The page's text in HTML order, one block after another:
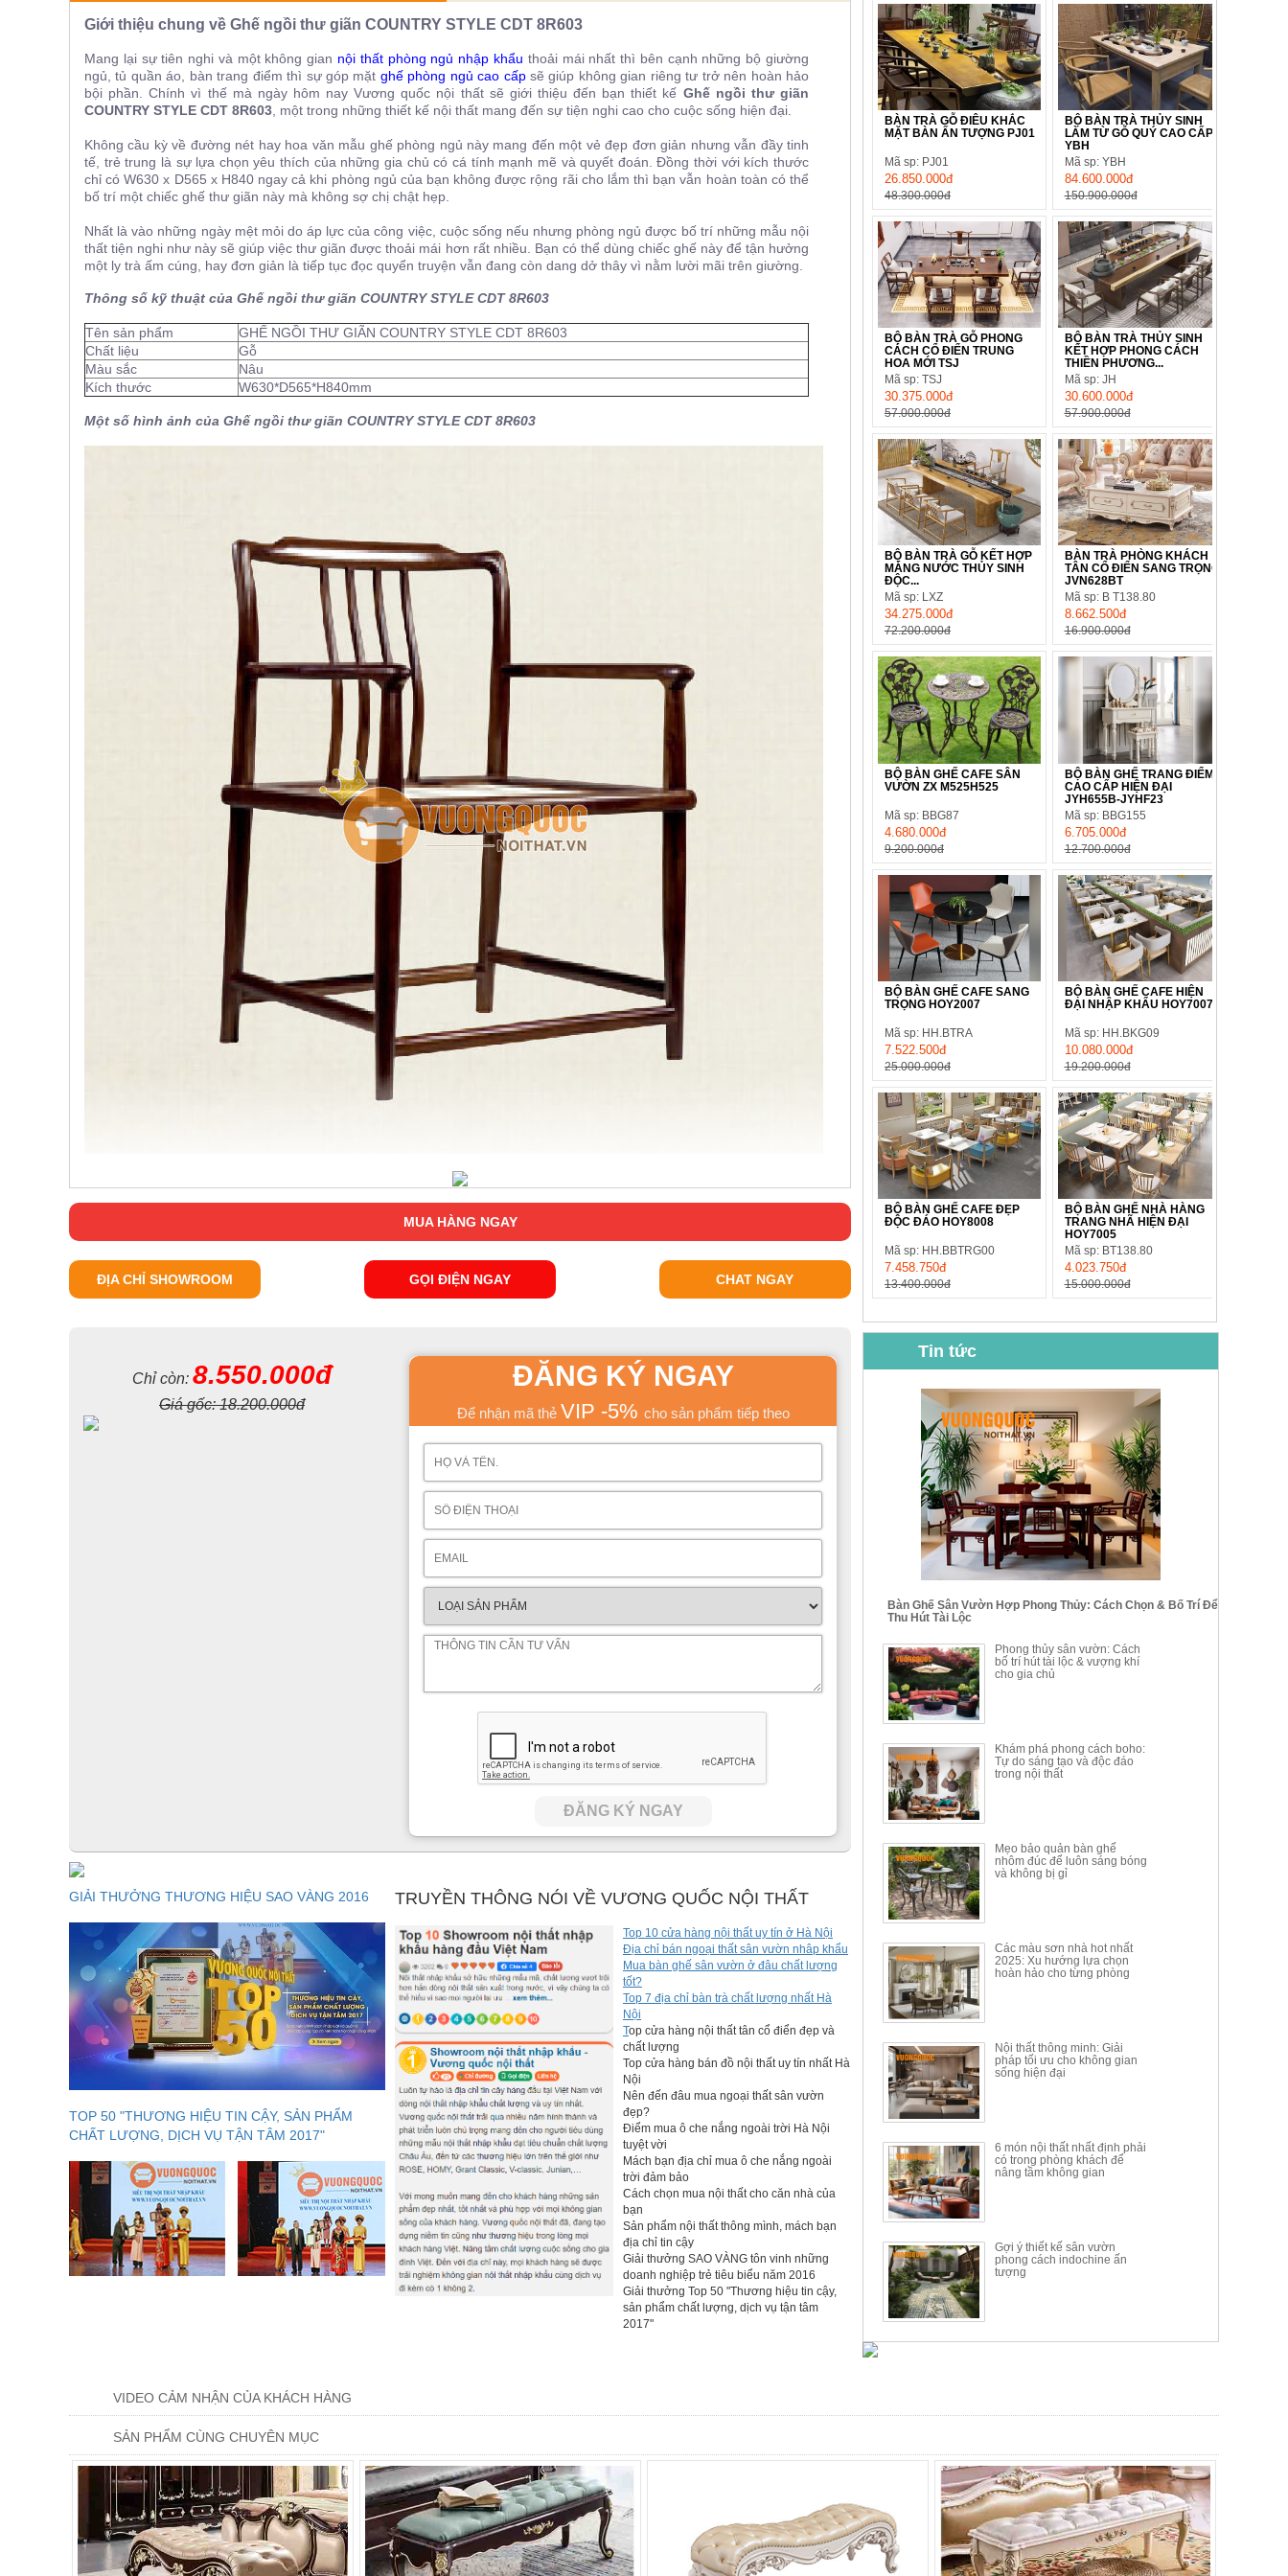
Giới thiệu chung về Ghế ngồi thư giãn COUNTRY STYLE CDT 8R603
Mang lại sự tiên nghi và một không gian nội thất phòng ngủ nhập khẩu thoải mái nhất thì bên cạnh những bộ giường
ngủ, tủ quần áo, bàn trang điểm thì sự góp mặt ghế phòng ngủ cao cấpsẽ giúp không gian riêng tư trở nên hoàn hảo
bội phần. Chính vì thế mà ngày hôm nay Vương quốc nội thất sẽ giới thiệu đến bạn thiết kế Ghế ngồi thư giãn
COUNTRY STYLE CDT 8R603 , một trong những thiết kế nội thất mang đến sự tiện nghi cao cho cuộc sống hiện đại.
Không cầu kỳ về đường nét hay hoa văn mẫu ghế phòng ngủ này mang đến một vẻ đẹp đơn giản nhưng vẫn đầy tinh
tế, trẻ trung là sự lựa chọn yêu thích của những gia chủ có cá tính mạnh mẽ và quyết đoán. Đồng thời với kích thước
chỉ có W630 x D565 x H840 ngay cả khi phòng ngủ của bạn không được rộng rãi cho lắm thì bạn vẫn hoàn toàn có thể
bố trí một chiếc ghế thư giãn này mà không sợ chị chật hẹp.
Nhất là vào những ngày mệt mỏi do áp lực của công việc, cuộc sống nếu nhưng phòng ngủ được bố trí những mẫu nội
thất tiện nghi như này sẽ giúp việc thư giãn được thoải mái hơn rất nhiều. Bạn có thể dùng chiếc ghế này để tận hưởng
một ly trà ấm cúng, hay đơn giản là tiếp tục đọc quyển truyện vẫn đang còn dang dở thây vì nằm lười mãi trên giường.
Thông số kỹ thuật của Ghế ngồi thư giãn COUNTRY STYLE CDT 8R603
Tên sản phẩm
GHẾ NGỒI THƯ GIÃN COUNTRY STYLE CDT 8R603
Chất liệu
Gỗ
Màu sắc
Nâu
Kích thước
W630*D565*H840mm
Một số hình ảnh của Ghế ngồi thư giãn COUNTRY STYLE CDT 8R603
MUA HÀNG NGAY
ĐỊA CHỈ SHOWROOM GỌI ĐIỆN NGAY CHAT NGAY
Chỉ còn: 8.550.000đ
Giá gốc:18.200.000đ
ĐĂNG KÝ NGAY
Để nhận mã thẻ VIP -5% cho sản phẩm tiếp theo
ĐĂNG KÝ NGAY
GIẢI THƯỞNG THƯƠNG HIỆU SAO VÀNG 2016
TOP 50 "THƯƠNG HIỆU TIN CẬY, SẢN PHẨM
CHẤT LƯỢNG, DỊCH VỤ TẬN TÂM 2017"
TRUYỀN THÔNG NÓI VỀ VƯƠNG QUỐC NỘI THẤT
Top 10 cửa hàng nội thất uy tín ở Hà Nội
Địa chỉ bán ngoại thất sân vườn nhâp khẩu
Mua bàn ghế sân vườn ở đâu chất lượng
tốt?
Top 7 địa chỉ bàn trà chất lượng nhất Hà
Nội
Top cửa hàng nội thất tân cổ điển đẹp và
chất lượng
Top cửa hàng bán đồ nội thất uy tín nhất Hà
Nội
Nên đến đâu mua ngoại thất sân vườn
đẹp?
Điểm mua ô che nắng ngoài trời Hà Nội
tuyệt vời
Mách bạn địa chỉ mua ô che nắng ngoài
trời đảm bảo
Cách chọn mua nội thất cho căn nhà của
bạn
Sản phẩm nội thất thông mình, mách bạn
địa chỉ tin cậy
Giải thưởng SAO VÀNG tôn vinh những
doanh nghiệp trẻ tiêu biểu năm 2016
Giải thưởng Top 50 "Thương hiệu tin cậy,
sản phẩm chất lượng, dịch vụ tận tâm
2017"
BÀN TRÀ GỖ ĐIÊU KHẮC
MẶT BÀN ẤN TƯỢNG PJ01
Mã sp: PJ01
26.850.000đ
48.300.000đ
BỘ BÀN TRÀ THỦY SINH
LÀM TỪ GỖ QUÝ CAO CẤP
YBH
Mã sp: YBH
84.600.000đ
150.900.000đ
BỘ BÀN TRÀ GỖ PHONG
CÁCH CỔ ĐIỂN TRUNG
HOA MỚI TSJ
Mã sp: TSJ
30.375.000đ
57.000.000đ
BỘ BÀN TRÀ THỦY SINH
KẾT HỢP PHONG CÁCH
THIỀN PHƯƠNG...
Mã sp: JH
30.600.000đ
57.900.000đ
BỘ BÀN TRÀ GỖ KẾT HỢP
MÁNG NƯỚC THỦY SINH
ĐỘC...
Mã sp: LXZ
34.275.000đ
72.200.000đ
BÀN TRÀ PHÒNG KHÁCH
TÂN CỔ ĐIỂN SANG TRỌNG
JVN628BT
Mã sp: B T138.80
8.662.500đ
16.900.000đ
BỘ BÀN GHẾ CAFE SÂN
VƯỜN ZX M525H525
Mã sp: BBG87
4.680.000đ
9.200.000đ
BỘ BÀN GHẾ TRANG ĐIỂM
CAO CẤP HIỆN ĐẠI
JYH655B-JYHF23
Mã sp: BBG155
6.705.000đ
12.700.000đ
BỘ BÀN GHẾ CAFE SANG
TRỌNG HOY2007
Mã sp: HH.BTRA
7.522.500đ
25.000.000đ
BỘ BÀN GHẾ CAFE HIỆN
ĐẠI NHẬP KHẨU HOY7007
Mã sp: HH.BKG09
10.080.000đ
19.200.000đ
BỘ BÀN GHẾ CAFE ĐẸP
ĐỘC ĐÁO HOY8008
Mã sp: HH.BBTRG00
7.458.750đ
13.400.000đ
BỘ BÀN GHẾ NHÀ HÀNG
TRANG NHÃ HIỆN ĐẠI
HOY7005
Mã sp: BT138.80
4.023.750đ
15.000.000đ
BỘ BÀN GHẾ CAFE NHẬP
KHẨU CAO CẤP HOY7006
Mã sp: BT135
14.178.750đ
24.700.000đ
BỘ BÀN TRÀ GỖ TỰ NHIÊN
PHONG CÁCH TRUNG HOA
KIỂU MỚI...
Mã sp: BT138.80
20.250.000đ
39.150.000đ
BỘ BÀN TRÀ GỖ PHONG
CÁCH MỚI KẾT HỢP KHAY
NHÚNG TRÀ YDX
Mã sp: BT150.46
17.617.500đ
34.100.000đ
BỘ BÀN GHẾ CAFE KIỂU
DÁNG ĐƠN GIẢN HIỆN ĐẠI
HOY8010
BÀN GHẾ TRANG ĐIỂM
THÔNG MINH HIỆN ĐẠI
TÍCH HỢP SẠC...
Mã sp: HH.BTD08
6.510.000đ
BỘ BÀN ĂN ĐẢO MẶT ĐÁ
PHIẾN AK3699
Tin tức
Bàn Ghế Sân Vườn Hợp Phong Thủy: Cách Chọn & Bố Trí Để
Thu Hút Tài Lộc
Phong thủy sân vườn: Cách
bố trí hút tài lộc & vượng khí
cho gia chủ
Khám phá phong cách boho:
Tự do sáng tạo và độc đáo
trong nội thất
Mẹo bảo quản bàn ghế
nhôm đúc để luôn sáng bóng
và không bị gỉ
Các màu sơn nhà hot nhất
2025: Xu hướng lựa chọn
hoàn hảo cho từng phòng
Nội thất thông minh: Giải
pháp tối ưu cho không gian
sống hiện đại
6 món nội thất nhất định phải
có trong phòng khách để
nâng tầm không gian
Gợi ý thiết kế sân vườn
phong cách indochine ấn
tượng
VIDEO CẢM NHẬN CỦA KHÁCH HÀNG
SẢN PHẨM CÙNG CHUYÊN MỤC